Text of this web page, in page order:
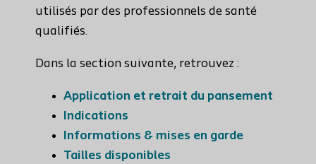
utilisés par des professionnels de santé
qualifiés.
Dans la section suivante, retrouvez :
Application et retrait du pansement
Indications
Informations & mises en garde
Tailles disponibles